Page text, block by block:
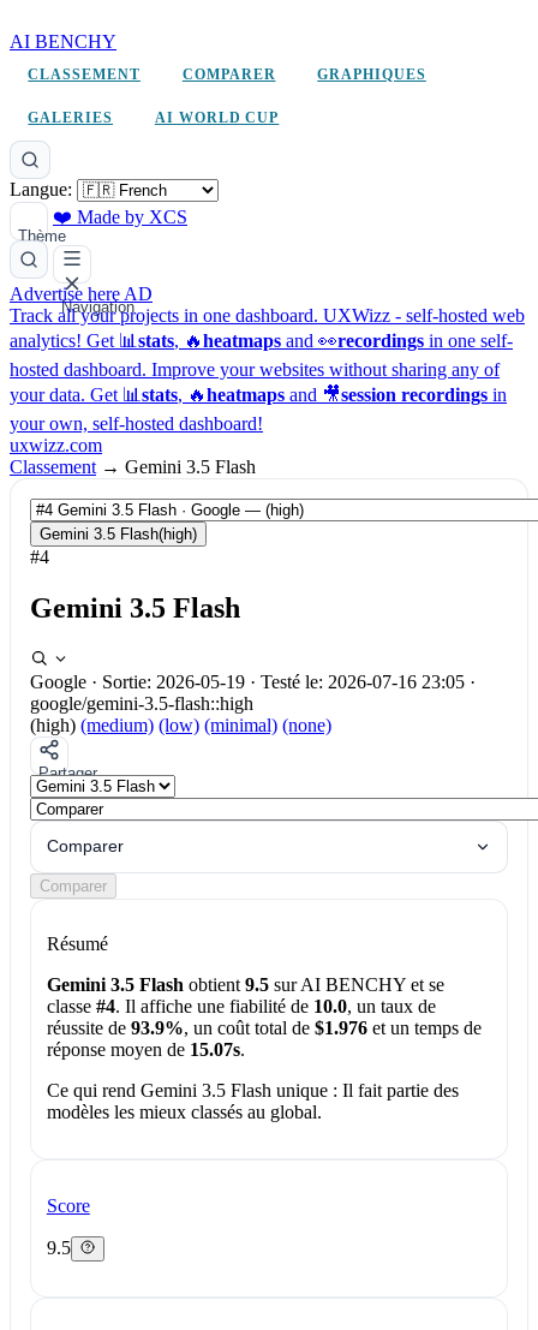
AI BENCHY
CLASSEMENT COMPARER GRAPHIQUES
GALERIES AI WORLD CUP
Langue:
Thème
❤️ Made by XCS
Navigation
Advertise here AD
Track all your projects in one dashboard. UXWizz - self-hosted web
analytics! Get 📊 stats, 🔥heatmaps and 👀recordings in one self-
hosted dashboard. Improve your websites without sharing any of
your data. Get 📊 stats, 🔥heatmaps and 🎥session recordings in
your own, self-hosted dashboard!
uxwizz.com
Classement → Gemini 3.5 Flash
Gemini 3.5 Flash(high)
#4
Gemini 3.5 Flash
Google · Sortie: 2026-05-19 · Testé le: 2026-07-16 23:05 ·
google/gemini-3.5-flash::high
(high) (medium) (low) (minimal) (none)
Partager
Comparer
Comparer
Résumé
Gemini 3.5 Flash obtient 9.5sur AI BENCHY et se
classe #4. Il affiche une fiabilité de 10.0, un taux de
réussite de 93.9%, un coût total de $1.976et un temps de
réponse moyen de 15.07s.
Ce qui rend Gemini 3.5 Flash unique : Il fait partie des
modèles les mieux classés au global.
Score
9.5